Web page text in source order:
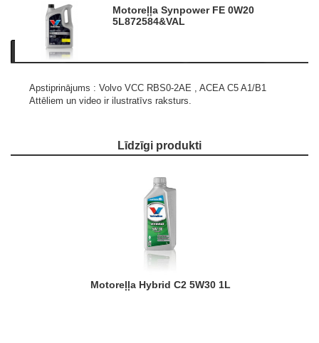
Motoreļļa Synpower FE 0W20
5L872584&VAL
Apraksts Informācija par produktu
Apstiprinājums : Volvo VCC RBS0-2AE , ACEA C5 A1/B1
Attēliem un video ir ilustratīvs raksturs.
Līdzīgi produkti
Motoreļļa Hybrid C2 5W30 1L